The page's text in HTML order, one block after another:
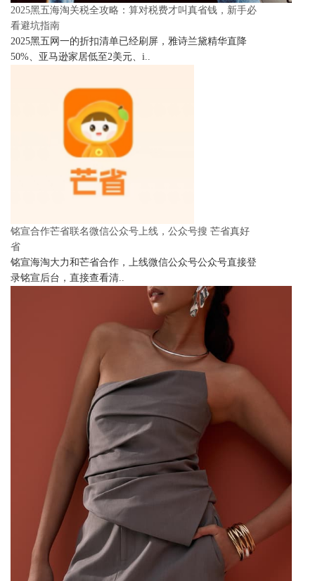
2025黑五海淘关税全攻略：算对税费才叫真省钱，新手必
看避坑指南
2025黑五网一的折扣清单已经刷屏，雅诗兰黛精华直降
50%、亚马逊家居低至2美元、i..
铭宣合作芒省联名微信公众号上线，公众号搜 芒省真好
省
铭宣海淘大力和芒省合作，上线微信公众号公众号直接登
录铭宣后台，直接查看清..